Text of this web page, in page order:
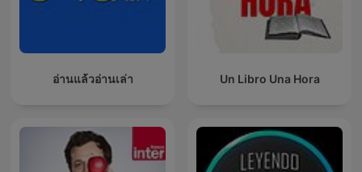
อ่านแล้วอ่านเล่า Un Libro Una Hora